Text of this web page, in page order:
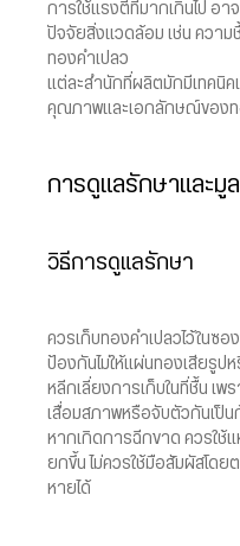
การใช้แรงตีที่มากเกินไป อา
ปัจจัยสิ่งแวดล้อม เช่น ควา
ทองคำเปลว
แต่ละสำนักที่ผลิตมักมีเทคนิ
คุณภาพและเอกลักษณ์ของท
การดูแลรักษาและมู
วิธีการดูแลรักษา
ควรเก็บทองคำเปลวไว้ในซ
ป้องกันไม่ให้แผ่นทองเสียรูป
หลีกเลี่ยงการเก็บในที่ชื้น เพ
เสื่อมสภาพหรือจับตัวกันเป็น
หากเกิดการฉีกขาด ควรใช้
ยกขึ้น ไม่ควรใช้มือสัมผัสโดย
หายได้